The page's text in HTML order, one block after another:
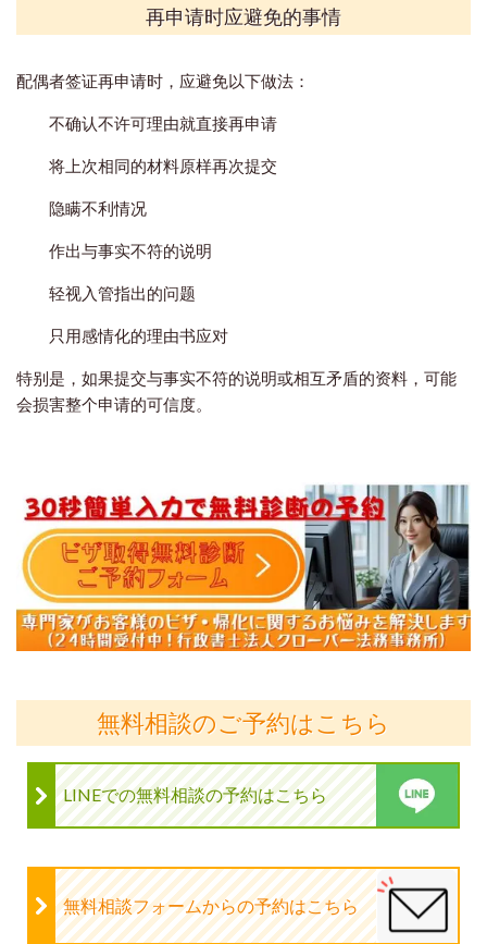
再申请时应避免的事情
配偶者签证再申请时，应避免以下做法：
不确认不许可理由就直接再申请
将上次相同的材料原样再次提交
隐瞒不利情况
作出与事实不符的说明
轻视入管指出的问题
只用感情化的理由书应对
特别是，如果提交与事实不符的说明或相互矛盾的资料，可能
会损害整个申请的可信度。
無料相談のご予約はこちら
LINEでの無料相談の予約はこちら
無料相談フォームからの予約はこちら